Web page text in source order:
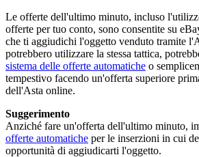
Le offerte dell'ultimo minuto, incluso
offerte per tuo conto, sono consentite su
che ti aggiudichi l'oggetto venduto tramite
potrebbero utilizzare la stessa tattica,
sistema delle offerte automatiche o
tempestivo facendo un'offerta superiore
dell'Asta online.
Suggerimento
Anziché fare un'offerta dell'ultimo minuto,
offerte automatiche per le inserzioni in cui
opportunità di aggiudicarti l'oggetto.